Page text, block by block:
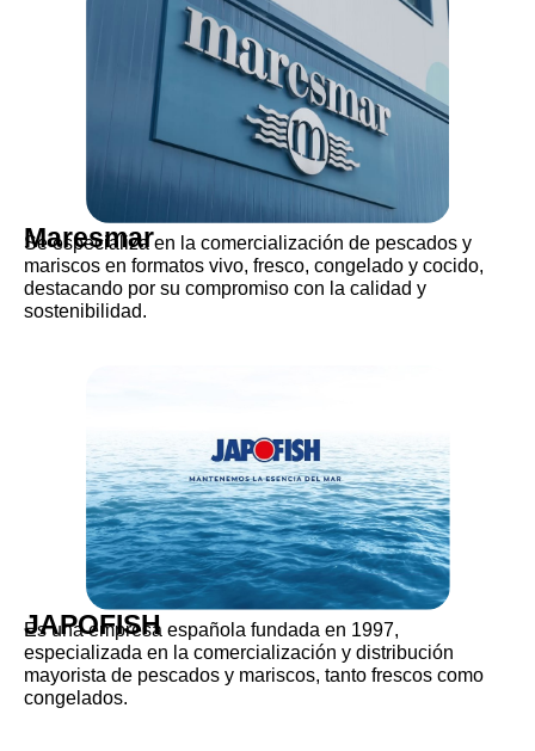
Maresmar
Se especializa en la comercialización de pescados y
mariscos en formatos vivo, fresco, congelado y cocido,
destacando por su compromiso con la calidad y
sostenibilidad.
JAPOFISH
Es una empresa española fundada en 1997,
especializada en la comercialización y distribución
mayorista de pescados y mariscos, tanto frescos como
congelados.